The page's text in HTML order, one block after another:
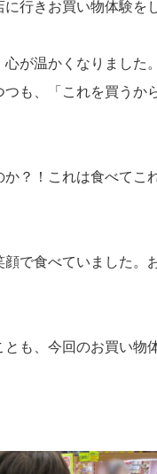
行きお買い物体験を
が温かくなりました
も、「これを買うか
？！これは食べて
で食べていました。
も、今回のお買い物